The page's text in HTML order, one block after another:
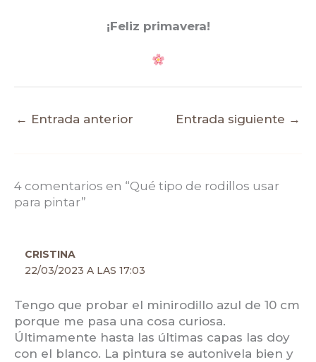
¡Feliz primavera!
← Entrada anterior Entrada siguiente →
4 comentarios en “Qué tipo de rodillos usar
para pintar”
CRISTINA
22/03/2023 A LAS 17:03
Tengo que probar el minirodillo azul de 10 cm
porque me pasa una cosa curiosa.
Últimamente hasta las últimas capas las doy
con el blanco. La pintura se autonivela bien y